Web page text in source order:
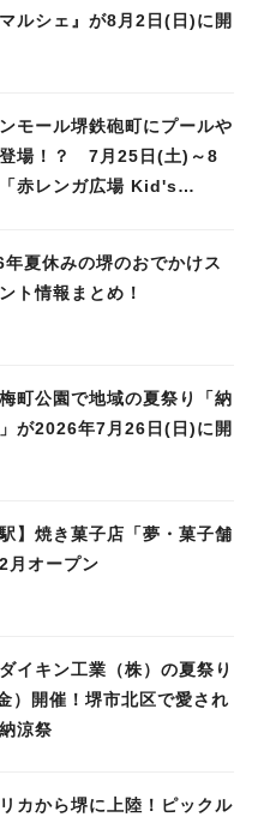
ルシェ』が8月2日(日)に開
モール堺鉄砲町にプールや
登場！？ 7月25日(土)～8
赤レンガ広場 Kid's
年夏休みの堺のおでかけス
ト情報まとめ！
町公園で地域の夏祭り「納
が2026年7月26日(日)に開
】焼き菓子店「夢・菓子舗
月オープン
イキン工業（株）の夏祭り
）開催！堺市北区で愛され
涼祭
リカから堺に上陸！ピックル
ード
かもず駅#深井駅